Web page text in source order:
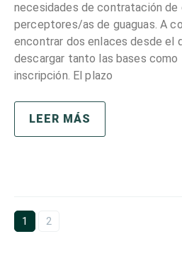
necesidades de contratación
perceptores/as de guaguas. A
encontrar dos enlaces desde el
descargar tanto las bases como
inscripción. El plazo
LEER MÁS
1 2